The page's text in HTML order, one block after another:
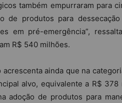
também empurraram para
de produtos para
em pré-emergência”,
R$ 540 milhões.
acrescenta ainda que na
alvo, equivalente a R$
adoção de produtos para